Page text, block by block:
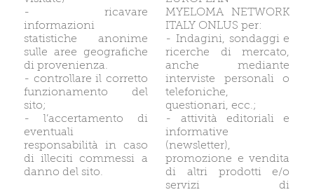
- ricavare
informazioni
statistiche anonime
sulle aree geografiche
di provenienza.
- controllare il corretto
funzionamento del
sito;
- l’accertamento di
eventuali
responsabilità in caso
di illeciti commessi a
danno del sito.
MYELOMA NETWORK
ITALY ONLUS per:
- Indagini, sondaggi e
ricerche di mercato,
anche mediante
interviste personali o
telefoniche,
questionari, ecc.;
- attività editoriali e
informative
(newsletter),
promozione e vendita
di altri prodotti e/o
servizi di